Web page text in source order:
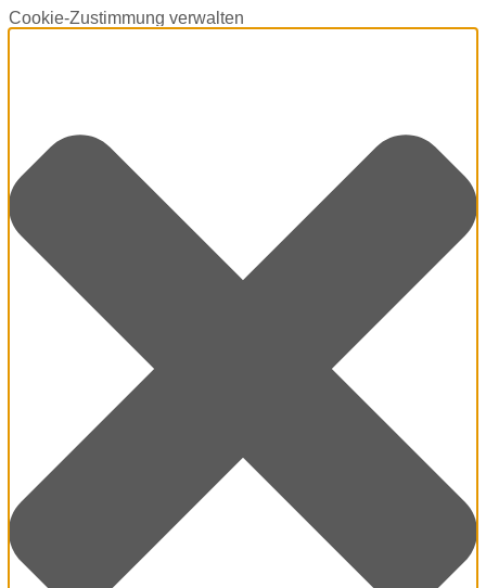
Cookie-Zustimmung verwalten